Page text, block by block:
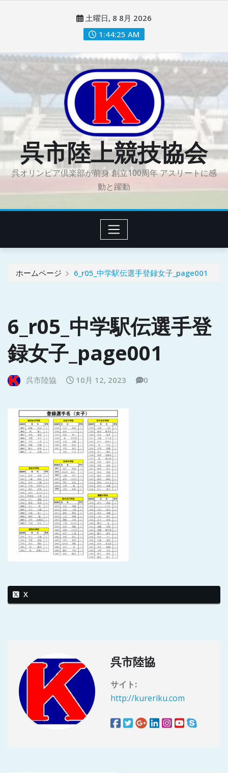
ス
ッ
プ
土曜日, 8 8月 2026
1:44:26 AM
呉市陸上競技協会
呉オリンピア倶楽部が前身 創立100周年 アスリートに感
動と躍動
ホームページ 6_r05_中学駅伝選手登録女子_page001
6_r05_中学駅伝選手登
録女子_page001
呉市陸協 10月 12, 2023 0
X
呉市陸協
サイト:
http://kureriku.com